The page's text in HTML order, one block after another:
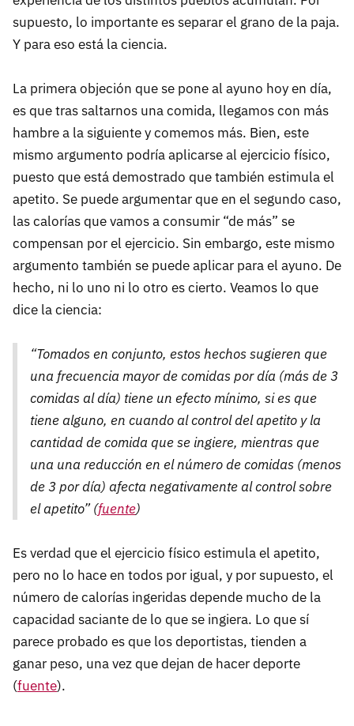
supuesto, lo importante es separar el grano de la paja.
Y para eso está la ciencia.
La primera objeción que se pone al ayuno hoy en día,
es que tras saltarnos una comida, llegamos con más
hambre a la siguiente y comemos más. Bien, este
mismo argumento podría aplicarse al ejercicio físico,
puesto que está demostrado que también estimula el
apetito. Se puede argumentar que en el segundo caso,
las calorías que vamos a consumir “de más” se
compensan por el ejercicio. Sin embargo, este mismo
argumento también se puede aplicar para el ayuno. De
hecho, ni lo uno ni lo otro es cierto. Veamos lo que
dice la ciencia:
“Tomados en conjunto, estos hechos sugieren que
una frecuencia mayor de comidas por día (más de 3
comidas al día) tiene un efecto mínimo, si es que
tiene alguno, en cuando al control del apetito y la
cantidad de comida que se ingiere, mientras que
una una reducción en el número de comidas (menos
de 3 por día) afecta negativamente al control sobre
el apetito” (fuente)
Es verdad que el ejercicio físico estimula el apetito,
pero no lo hace en todos por igual, y por supuesto, el
número de calorías ingeridas depende mucho de la
capacidad saciante de lo que se ingiera. Lo que sí
parece probado es que los deportistas, tienden a
ganar peso, una vez que dejan de hacer deporte
(fuente).